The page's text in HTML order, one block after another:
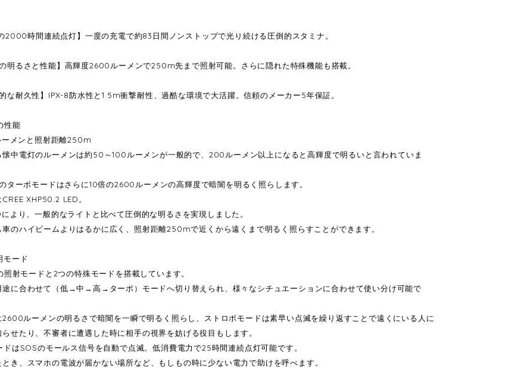
2000時間連続点灯】一度の充電で約83日間ノンストップで光り続ける圧倒的スタミナ。
明るさと性能】高輝度2600ルーメンで250m先まで照射可能。さらに隠れた特殊機能も搭載。
な耐久性】IPX-8防水性と1.5m衝撃耐性、過酷な環境で大活躍。信頼のメーカー5年保証。
性能
メンと照射距離250m
懐中電灯のルーメンは約50～100ルーメンが一般的で、200ルーメン以上になると高輝度で明るいと言われていま
ターボモードはさらに10倍の2600ルーメンの高輝度で暗闇を明るく照らします。
XHP50.2 LED。
により、一般的なライトと比べて圧倒的な明るさを実現しました。
車のハイビームよりはるかに広く、照射距離250mで近くから遠くまで明るく照らすことができます。
モード
照射モードと2つの特殊モードを搭載しています。
途に合わせて（低→中→高→ターボ）モードへ切り替えられ、様々なシチュエーションに合わせて使い分け可能で
2600ルーメンの明るさで暗闇を一瞬で明るく照らし、ストロボモードは素早い点滅を繰り返すことで遠くにいる人に
せたり、不審者に遭遇した時に相手の視界を妨げる役目もします。
ドはSOSのモールス信号を自動で点滅。低消費電力で25時間連続点灯可能です。
き、スマホの電波が届かない場所など、もしもの時に少ない電力で助けを呼べます。